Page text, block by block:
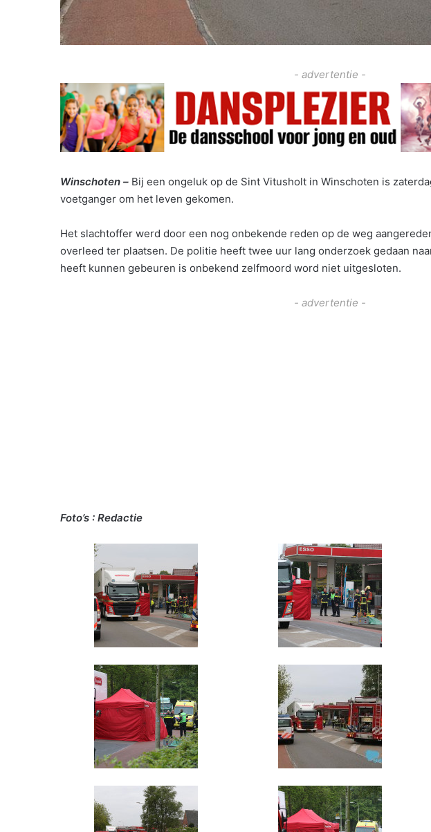
- advertentie -
Winschoten – Bij een ongeluk op de Sint Vitusholt in Winschoten is
voetganger om het leven gekomen.
Het slachtoffer werd door een nog onbekende reden op de weg
overleed ter plaatsen. De politie heeft twee uur lang onderzoek gedaan
heeft kunnen gebeuren is onbekend zelfmoord word niet uitgesloten.
- advertentie -
Foto’s : Redactie